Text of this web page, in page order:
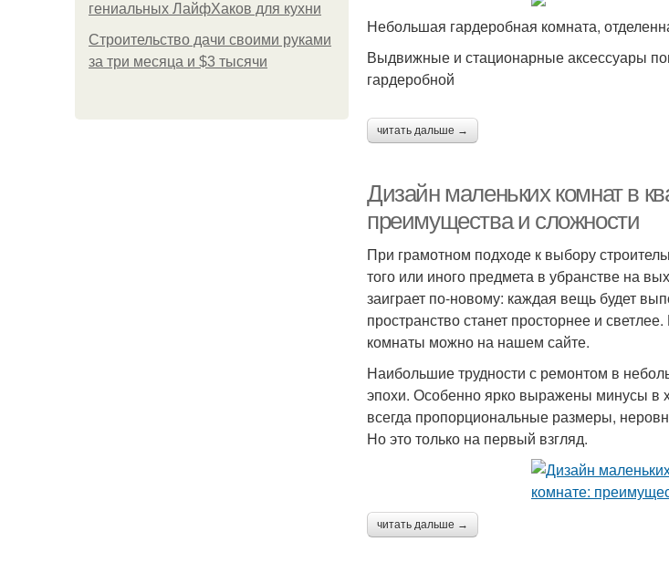
гениальных ЛайфХаков для кухни
Строительство дачи своими руками
за три месяца и $3 тысячи
Небольшая гардеробная комната,
Выдвижные и стационарные аксессуары
гардеробной
читать дальше →
Дизайн маленьких комнат в
преимущества и сложности
При грамотном подходе к выбору
того или иного предмета в убранстве на
заиграет по-новому: каждая вещь будет
пространство станет просторнее и
комнаты можно на нашем сайте.
Наибольшие трудности с ремонтом в
эпохи. Особенно ярко выражены минусы в
всегда пропорциональные размеры,
Но это только на первый взгляд.
читать дальше →